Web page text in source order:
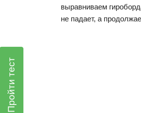
выравниваем
не падает, а
Пройти тест